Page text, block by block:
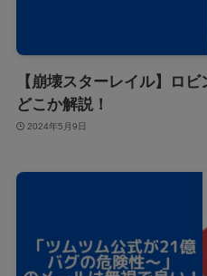
【崩壊スターレイル】ロ
どこか解説！
2024年5月9日